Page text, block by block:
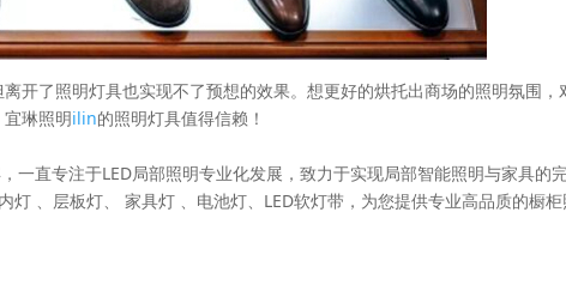
开了照明灯具也实现不了预想的效果。想更好的烘托出商场的照明氛围，
琳照明ilin的照明灯具值得信赖！
直专注于LED局部照明专业化发展，致力于实现局部智能照明与家具的
灯 、层板灯、 家具灯 、电池灯、LED软灯带，为您提供专业高品质的橱